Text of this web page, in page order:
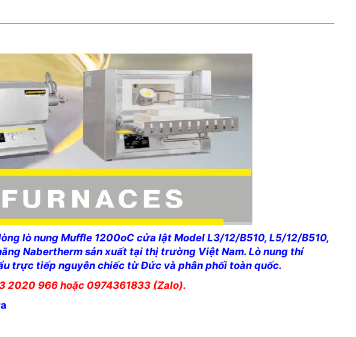
lò nung Muffle 1200oC cửa lật Model L3/12/B510, L5/12/B510,
Nabertherm sản xuất tại thị trường Việt Nam. Lò nung thí
trực tiếp nguyên chiếc từ Đức và phân phối toàn quốc.
2020 966 hoặc 0974361833 (Zalo).